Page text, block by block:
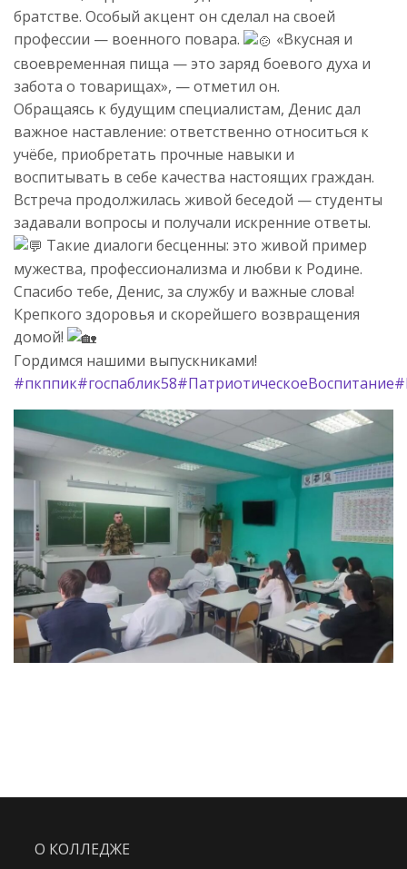
братстве. Особый акцент он сделал на своей
профессии — военного повара.
«Вкусная и
своевременная пища — это заряд боевого духа и
забота о товарищах», — отметил он.
Обращаясь к будущим специалистам, Денис дал
важное наставление: ответственно относиться к
учёбе, приобретать прочные навыки и
воспитывать в себе качества настоящих граждан.
Встреча продолжилась живой беседой — студенты
задавали вопросы и получали искренние ответы.
Такие диалоги бесценны: это живой пример
мужества, профессионализма и любви к Родине.
Спасибо тебе, Денис, за службу и важные слова!
Крепкого здоровья и скорейшего возвращения
домой!
Гордимся нашими выпускниками!
#пкппик#госпаблик58#ПатриотическоеВоспитание
О КОЛЛЕДЖЕ